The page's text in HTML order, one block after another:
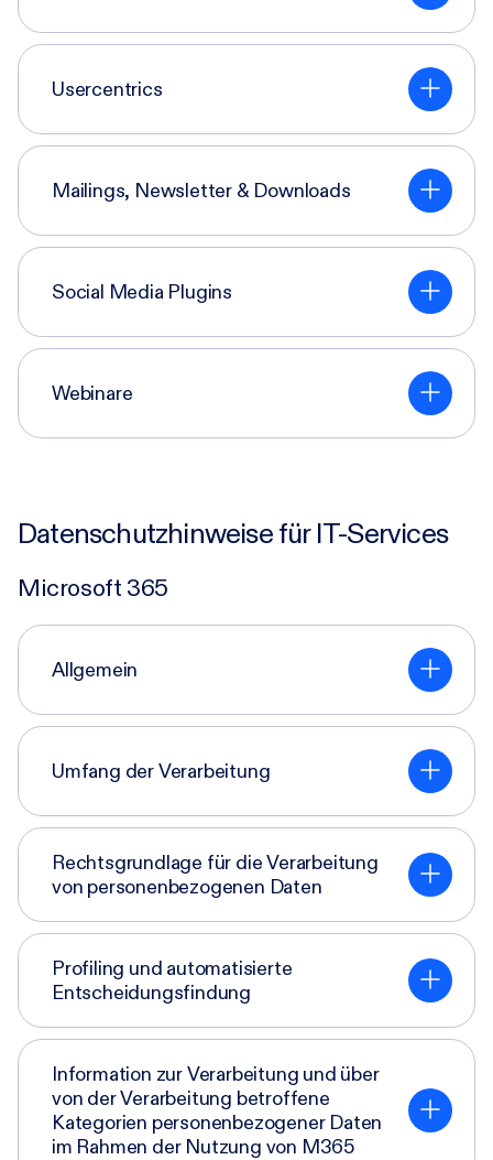
Usercentrics
Mailings, Newsletter & Downloads
Social Media Plugins
Webinare
Datenschutzhinweise für IT-Services
Microsoft 365
Allgemein
Umfang der Verarbeitung
Rechtsgrundlage für die Verarbeitung
von personenbezogenen Daten
Profiling und automatisierte
Entscheidungsfindung
Information zur Verarbeitung und über
von der Verarbeitung betroffene
Kategorien personenbezogener Daten
im Rahmen der Nutzung von M365